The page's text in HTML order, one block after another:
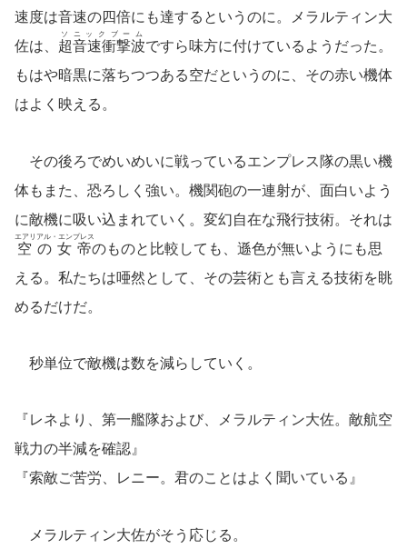
速度は音速の四倍にも達するというのに。メラルティン大
佐は、 超音速衝撃波
ソニックブーム
ですら味方に付けているようだった。
もはや暗黒に落ちつつある空だというのに、その赤い機体
はよく映える。
その後ろでめいめいに戦っているエンプレス隊の黒い機
体もまた、恐ろしく強い。機関砲の一連射が、面白いよう
に敵機に吸い込まれていく。変幻自在な飛行技術。それは
空の女帝
エアリアル・エンプレス
のものと比較しても、遜色が無いようにも思
える。私たちは唖然として、その芸術とも言える技術を眺
めるだけだ。
秒単位で敵機は数を減らしていく。
『レネより、第一艦隊および、メラルティン大佐。敵航空
戦力の半減を確認』
『索敵ご苦労、レニー。君のことはよく聞いている』
メラルティン大佐がそう応じる。